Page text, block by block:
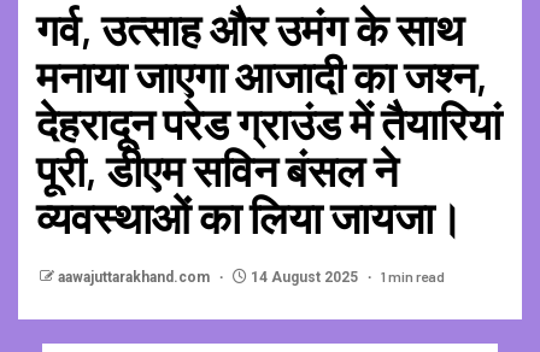
गर्व, उत्साह और उमंग के साथ
मनाया जाएगा आजादी का जश्न,
देहरादून परेड ग्राउंड में तैयारियां
पूरी, डीएम सविन बंसल ने
व्यवस्थाओं का लिया जायजा।
aawajuttarakhand.com 14 August 2025 1 min read